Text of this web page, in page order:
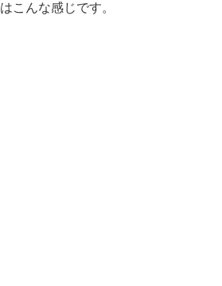
はこんな感じです。